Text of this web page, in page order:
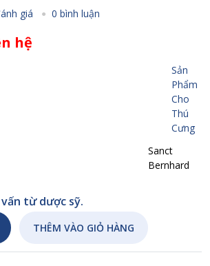
giá 0 bình luận
hệ
Sản
Phẩm
Cho
Thú
Cưng
Sanct
Bernhard
từ dược sỹ.
THÊM VÀO GIỎ HÀNG